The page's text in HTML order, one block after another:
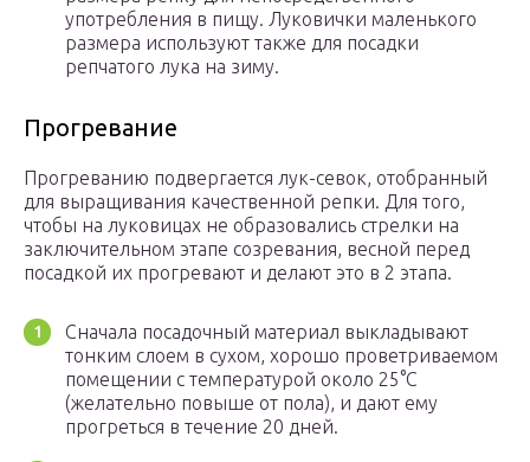
употребления в пищу. Луковички маленького
размера используют также для посадки
репчатого лука на зиму.
Прогревание
Прогреванию подвергается лук-севок, отобранный
для выращивания качественной репки. Для того,
чтобы на луковицах не образовались стрелки на
заключительном этапе созревания, весной перед
посадкой их прогревают и делают это в 2 этапа.
Сначала посадочный материал выкладывают
тонким слоем в сухом, хорошо проветриваемом
помещении с температурой около 25°С
(желательно повыше от пола), и дают ему
прогреться в течение 20 дней.